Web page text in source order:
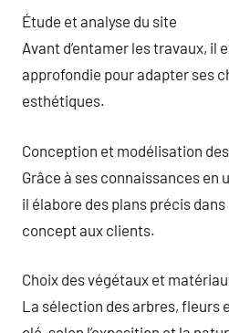
Étude et analyse du site
Avant d’entamer les travaux, il
approfondie pour adapter ses
esthétiques.
Conception et modélisation
Grâce à ses connaissances en
il élabore des plans précis
concept aux clients.
Choix des végétaux et
La sélection des arbres, fleurs